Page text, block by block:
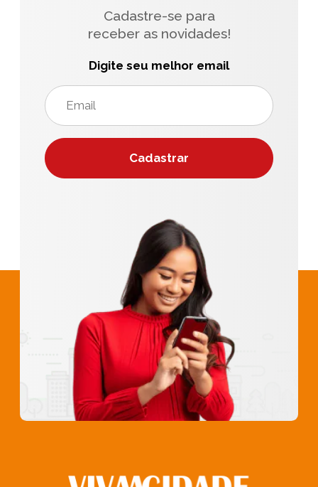
Cadastre-se para
receber as novidades!
Digite seu melhor email